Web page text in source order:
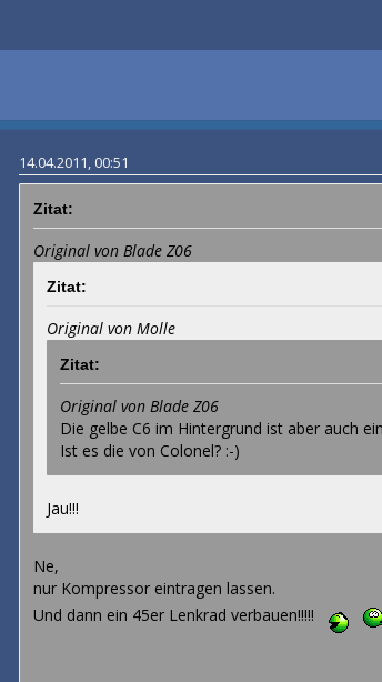
14.04.2011, 00:51
Zitat:
Original von Blade Z06
Zitat:
Original von Molle
Zitat:
Original von Blade Z06
Die gelbe C6 im Hintergrund ist aber auch
Ist es die von Colonel? :-)
Jau!!!
Ne,
nur Kompressor eintragen lassen.
Und dann ein 45er Lenkrad verbauen!!!!!